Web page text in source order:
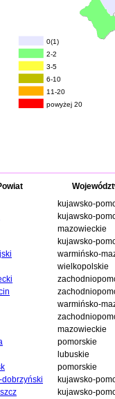
0(1)
2-2
3-5
6-10
11-20
powyżej 20
kujawsko-
kujawsko-
mazowieckie
kujawsko-
warmińsko-
wielkopolskie
warmińsko-
mazowieckie
pomorskie
lubuskie
pomorskie
kujawsko-
kujawsko-